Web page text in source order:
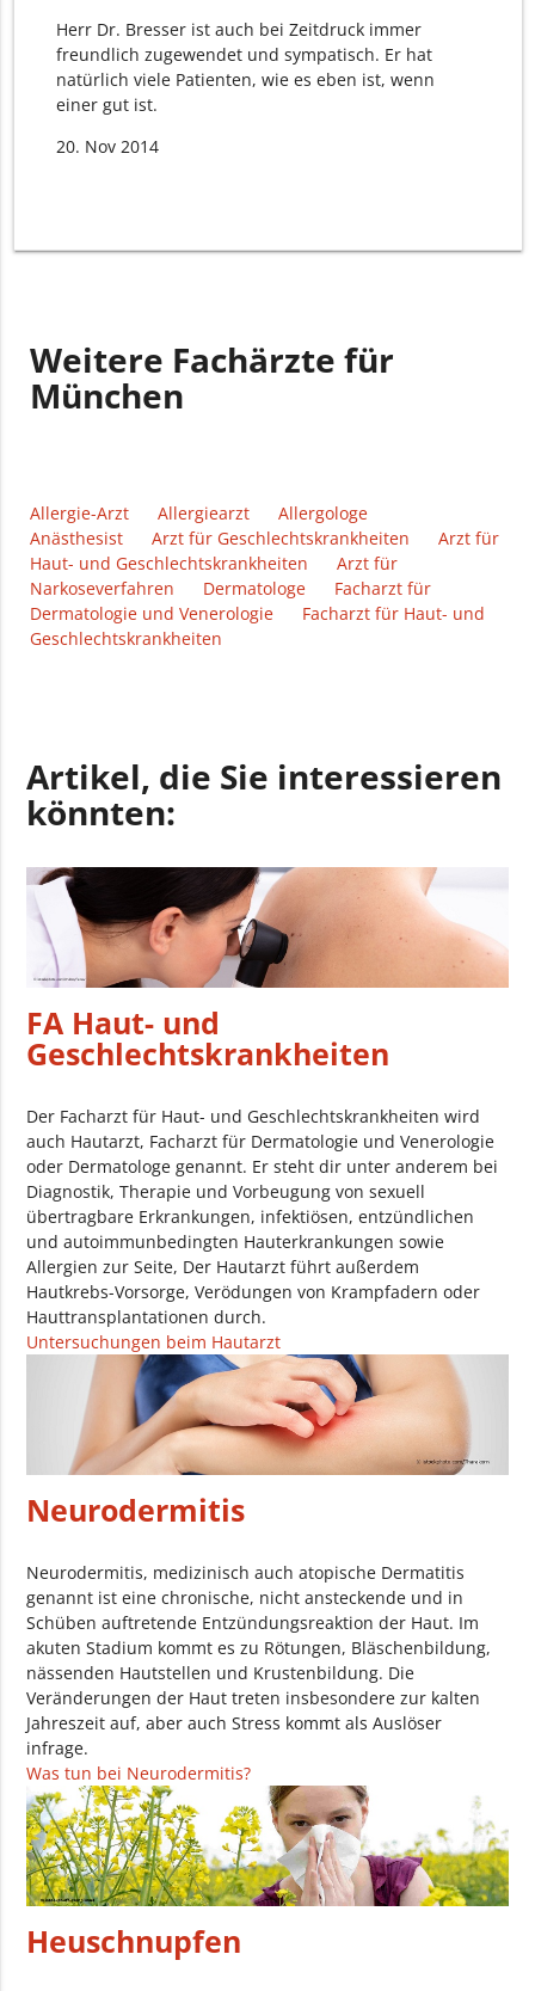
Herr Dr. Bresser ist auch bei Zeitdruck immer
freundlich zugewendet und sympatisch. Er hat
natürlich viele Patienten, wie es eben ist, wenn
einer gut ist.
20. Nov 2014
Weitere Fachärzte für
München
Allergie-Arzt Allergiearzt
Allergologe
Anästhesist
Arzt für Geschlechtskrankheiten
Arzt für
Haut- und Geschlechtskrankheiten
Arzt für
Narkoseverfahren
Dermatologe
Facharzt für
Dermatologie und Venerologie
Facharzt für Haut- und
Geschlechtskrankheiten
Artikel, die Sie interessieren
könnten:
FA Haut- und
Geschlechtskrankheiten
Der Facharzt für Haut- und Geschlechtskrankheiten wird
auch Hautarzt, Facharzt für Dermatologie und Venerologie
oder Dermatologe genannt. Er steht dir unter anderem bei
Diagnostik, Therapie und Vorbeugung von sexuell
übertragbare Erkrankungen, infektiösen, entzündlichen
und autoimmunbedingten Hauterkrankungen sowie
Allergien zur Seite, Der Hautarzt führt außerdem
Hautkrebs-Vorsorge, Verödungen von Krampfadern oder
Hauttransplantationen durch.
Untersuchungen beim Hautarzt
Neurodermitis
Neurodermitis, medizinisch auch atopische Dermatitis
genannt ist eine chronische, nicht ansteckende und in
Schüben auftretende Entzündungsreaktion der Haut. Im
akuten Stadium kommt es zu Rötungen, Bläschenbildung,
nässenden Hautstellen und Krustenbildung. Die
Veränderungen der Haut treten insbesondere zur kalten
Jahreszeit auf, aber auch Stress kommt als Auslöser
infrage.
Was tun bei Neurodermitis?
Heuschnupfen